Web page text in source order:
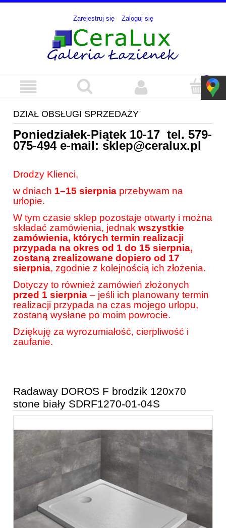
Zarejestruj się Zaloguj się
DZIAŁ OBSŁUGI SPRZEDAŻY
Poniedziałek-Piątek 10-17 tel. 579-
075-494e-mail: sklep@ceralux.pl
Drodzy Klienci,
w dniach 1–15 sierpnia przebywam na
urlopie.
W tym czasie sklep pozostaje otwarty i można
składać zamówienia, jednak wszystkie
zamówienia, których termin realizacji
przypada na okres od 1 do 15 sierpnia,
zostaną zrealizowane dopiero od 17
sierpnia, zgodnie z kolejnością ich złożenia.
Dotyczy to również zamówień złożonych
przed 1 sierpnia – jeśli ich planowany termin
realizacji przypada na czas mojego urlopu,
zostaną wysłane po moim powrocie.
Dziękuję za wyrozumiałość, cierpliwość i
zaufanie.
Radaway DOROS F brodzik 120x70
stone biały SDRF1270-01-04S